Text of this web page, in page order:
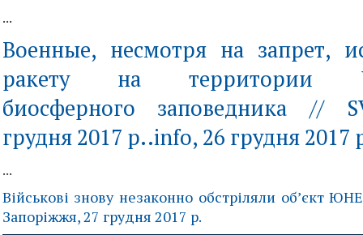
...
Военные, несмотря на запрет,
ракету на территории
биосферного заповедника //
грудня 2017 р..info, 26 грудня 2017
...
Військові знову незаконно обстріляли об’єкт
Запоріжжя, 27 грудня 2017 р.